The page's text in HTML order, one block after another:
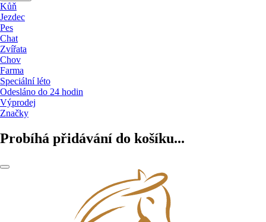
Kůň
Jezdec
Pes
Chat
Zvířata
Chov
Farma
Speciální léto
Odesláno do 24 hodin
Výprodej
Značky
Probíhá přidávání do košíku...